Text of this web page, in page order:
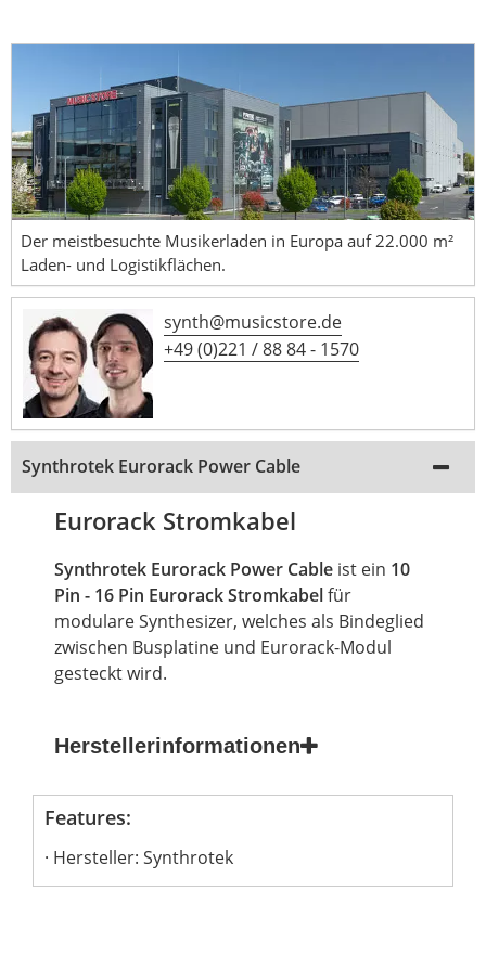
Der meistbesuchte Musikerladen in Europa auf 22.000 m²
Laden- und Logistikflächen.
synth@musicstore.de
+49 (0)221 / 88 84 - 1570
Synthrotek Eurorack Power Cable
Eurorack Stromkabel
Synthrotek Eurorack Power Cable ist ein 10
Pin - 16 Pin EurorackStromkabelfür
modulare Synthesizer, welches als Bindeglied
zwischen Busplatine und Eurorack-Modul
gesteckt wird.
Herstellerinformationen
Features:
Hersteller: Synthrotek